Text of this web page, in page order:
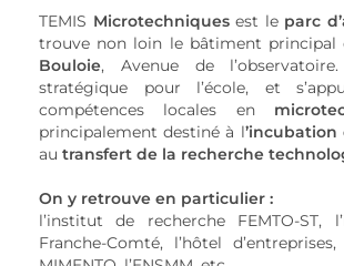
TEMIS Microtechniquesest le parc
trouve non loin le bâtiment principal
Bouloie, Avenue de
stratégique pour l’école, et
compétences locales en
principalement destiné à l
au transfert de la recherche
On y retrouve en particulier :
l’institut de recherche FEMTO-ST,
Franche-Comté, l’hôtel